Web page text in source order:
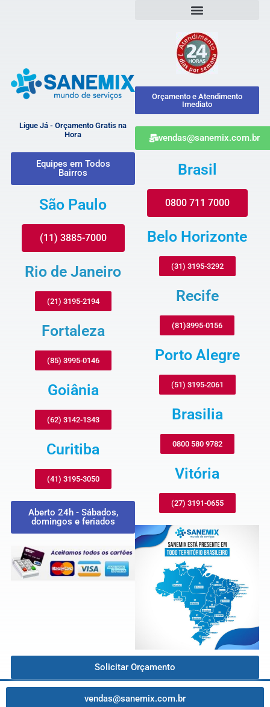
Ligue Já - Orçamento Gratis na
Hora
Equipes em Todos
Bairros
São Paulo
(11) 3885-7000
Rio de Janeiro
(21) 3195-2194
Fortaleza
(85) 3995-0146
Goiânia
(62) 3142-1343
Curitiba
(41) 3195-3050
Aberto 24h - Sábados,
domingos e feriados
Orçamento e Atendimento
Imediato
vendas@sanemix.com.br
Brasil
0800 711 7000
Belo Horizonte
(31) 3195-3292
Recife
(81)3995-0156
Porto Alegre
(51) 3195-2061
Brasilia
0800 580 9782
Vitória
(27) 3191-0655
Solicitar Orçamento
vendas@sanemix.com.br